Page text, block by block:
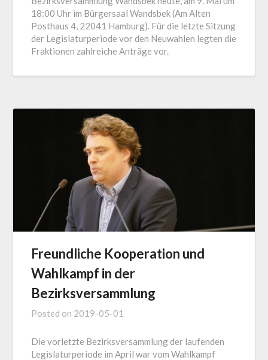
18:00 Uhr im Bürgersaal Wandsbek (Am Alten
Posthaus 4, 22041 Hamburg). Für die letzte Sitzung
der Legislaturperiode vor den Neuwahlen legten die
Fraktionen zahlreiche Anträge vor.
Freundliche Kooperation und
Wahlkampf in der
Bezirksversammlung
Posted on 2019-05-01
Die vorletzte Bezirksversammlung der laufenden
Legislaturperiode im April war vom Wahlkampf